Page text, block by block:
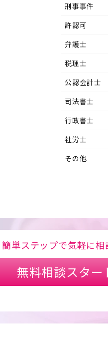
刑事事件
許認可
弁護士
税理士
公認会計士
司法書士
行政書士
社労士
その他
簡単ステップで気軽に相
無料相談スター